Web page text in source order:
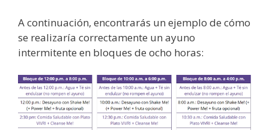
A continuación, encontrarás un ejemplo de cómo
se realizaría correctamente un ayuno
intermitente en bloques de ocho horas: